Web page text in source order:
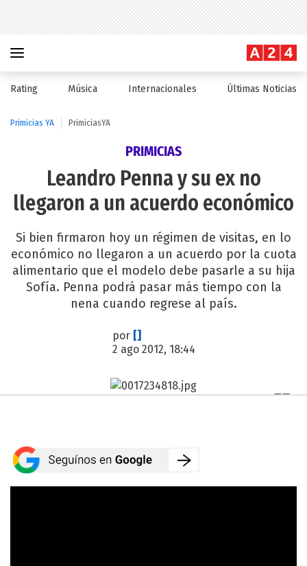
Rating Música Internacionales Últimas Noticias
Primicias YA PrimiciasYA
PRIMICIAS
Leandro Penna y su ex no
llegaron a un acuerdo económico
Si bien firmaron hoy un régimen de visitas, en lo
económico no llegaron a un acuerdo por la cuota
alimentario que el modelo debe pasarle a su hija
Sofía. Penna podrá pasar más tiempo con la
nena cuando regrese al país.
por []
2 ago 2012, 18:44